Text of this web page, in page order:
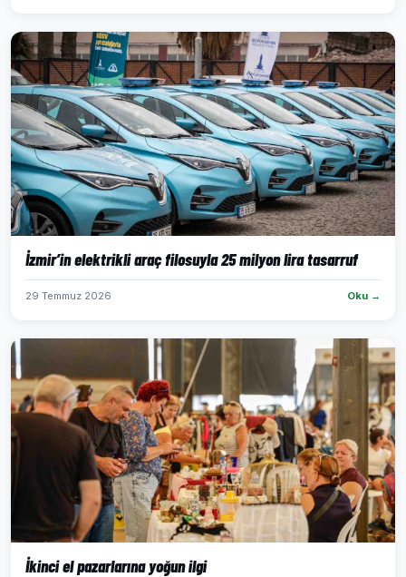
İzmir’in elektrikli araç filosuyla 25 milyon lira tasarruf
29 Temmuz 2026 Oku →
İkinci el pazarlarına yoğun ilgi